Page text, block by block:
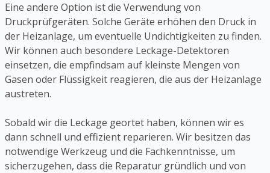
Eine andere Option ist die Verwendung von
Druckprüfgeräten. Solche Geräte erhöhen den Druck in
der Heizanlage, um eventuelle Undichtigkeiten zu finden.
Wir können auch besondere Leckage-Detektoren
einsetzen, die empfindsam auf kleinste Mengen von
Gasen oder Flüssigkeit reagieren, die aus der Heizanlage
austreten.
Sobald wir die Leckage geortet haben, können wir es
dann schnell und effizient reparieren. Wir besitzen das
notwendige Werkzeug und die Fachkenntnisse, um
sicherzugehen, dass die Reparatur gründlich und von